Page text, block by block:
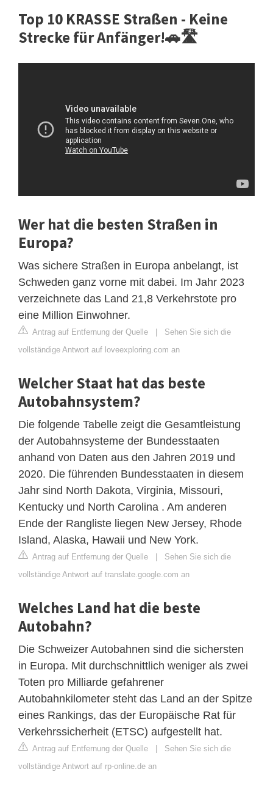
Top 10 KRASSE Straßen - Keine
Strecke für Anfänger!🚗🛣️
Wer hat die besten Straßen in
Europa?
Was sichere Straßen in Europa anbelangt, ist
Schweden ganz vorne mit dabei. Im Jahr 2023
verzeichnete das Land 21,8 Verkehrstote pro
eine Million Einwohner.
Antrag auf Entfernung der Quelle | Sehen Sie sich die
vollständige Antwort auf loveexploring.com an
Welcher Staat hat das beste
Autobahnsystem?
Die folgende Tabelle zeigt die Gesamtleistung
der Autobahnsysteme der Bundesstaaten
anhand von Daten aus den Jahren 2019 und
2020. Die führenden Bundesstaaten in diesem
Jahr sind North Dakota, Virginia, Missouri,
Kentucky und North Carolina . Am anderen
Ende der Rangliste liegen New Jersey, Rhode
Island, Alaska, Hawaii und New York.
Antrag auf Entfernung der Quelle | Sehen Sie sich die
vollständige Antwort auf translate.google.com an
Welches Land hat die beste
Autobahn?
Die Schweizer Autobahnen sind die sichersten
in Europa. Mit durchschnittlich weniger als zwei
Toten pro Milliarde gefahrener
Autobahnkilometer steht das Land an der Spitze
eines Rankings, das der Europäische Rat für
Verkehrssicherheit (ETSC) aufgestellt hat.
Antrag auf Entfernung der Quelle | Sehen Sie sich die
vollständige Antwort auf rp-online.de an